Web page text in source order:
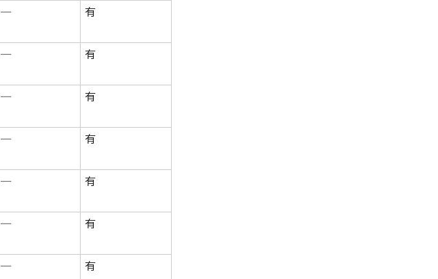
― 有
― 有
― 有
― 有
― 有
― 有
― 有